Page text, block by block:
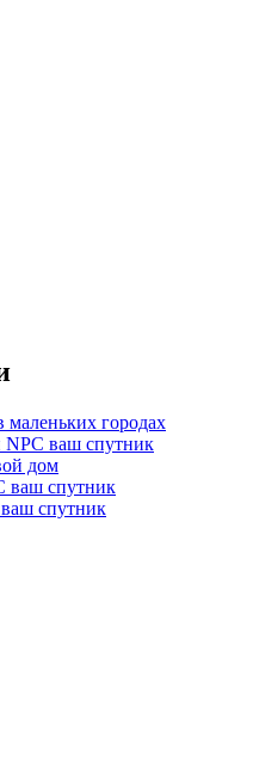
маленьких городах
ваш спутник
дом
ваш спутник
спутник